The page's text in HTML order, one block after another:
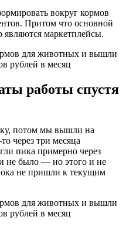
вокруг кормов
Притом что основной
маркетплейсы.
работы спустя
потом мы вышли на
через три месяца
пика примерно через
не было — но этого и не
не пришли к текущим